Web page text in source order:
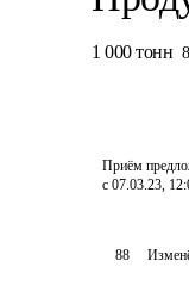
1 000 тонн 8
Приём
с 07.03.23,
88